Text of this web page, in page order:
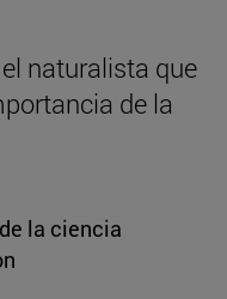
naturalista que
de la
la ciencia